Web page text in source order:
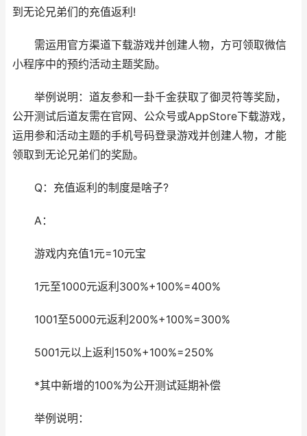
到无论兄弟们的充值返利!
需运用官方渠道下载游戏并创建人物，方可领取微信
小程序中的预约活动主题奖励。
举例说明：道友参和一卦千金获取了御灵符等奖励，
公开测试后道友需在官网、公众号或AppStore下载游戏，
运用参和活动主题的手机号码登录游戏并创建人物，才能
领取到无论兄弟们的奖励。
Q：充值返利的制度是啥子?
A：
游戏内充值1元=10元宝
1元至1000元返利300%+100%=400%
1001至5000元返利200%+100%=300%
5001元以上返利150%+100%=250%
*其中新增的100%为公开测试延期补偿
举例说明：